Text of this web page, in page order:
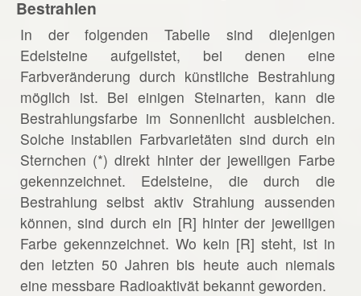
Bestrahlen
In der folgenden Tabelle sind diejenigen
Edelsteine aufgelistet, bei denen eine
Farbveränderung durch künstliche Bestrahlung
möglich ist. Bei einigen Steinarten, kann die
Bestrahlungsfarbe im Sonnenlicht ausbleichen.
Solche instabilen Farbvarietäten sind durch ein
Sternchen (*) direkt hinter der jeweiligen Farbe
gekennzeichnet. Edelsteine, die durch die
Bestrahlung selbst aktiv Strahlung aussenden
können, sind durch ein [R] hinter der jeweiligen
Farbe gekennzeichnet. Wo kein [R] steht, ist in
den letzten 50 Jahren bis heute auch niemals
eine messbare Radioaktivät bekannt geworden.